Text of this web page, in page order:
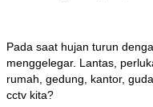
Pada saat hujan turun
menggelegar. Lantas,
rumah, gedung, kantor,
cctv kita?